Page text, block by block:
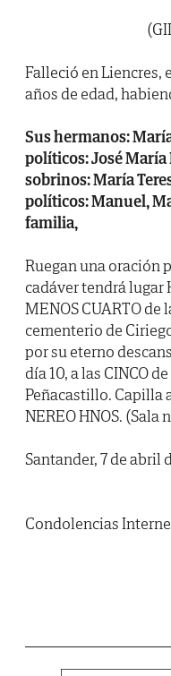
Falleció en Liencres,
años de edad,
Sus hermanos:
políticos: José
sobrinos: María
políticos: Manuel,
familia,
Ruegan una oración
cadáver tendrá lugar
MENOS CUARTO
cementerio de
por su eterno
día 10, a las CINCO
Peñacastillo. Capilla
NEREO HNOS. (Sala
Santander, 7 de abril
Condolencias